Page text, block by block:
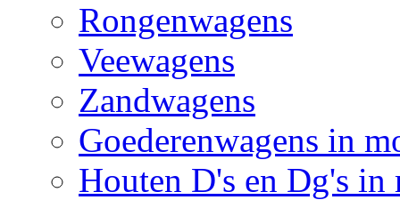
Rongenwagens
Veewagens
Zandwagens
Goederenwagens in
Houten D's en Dg's in